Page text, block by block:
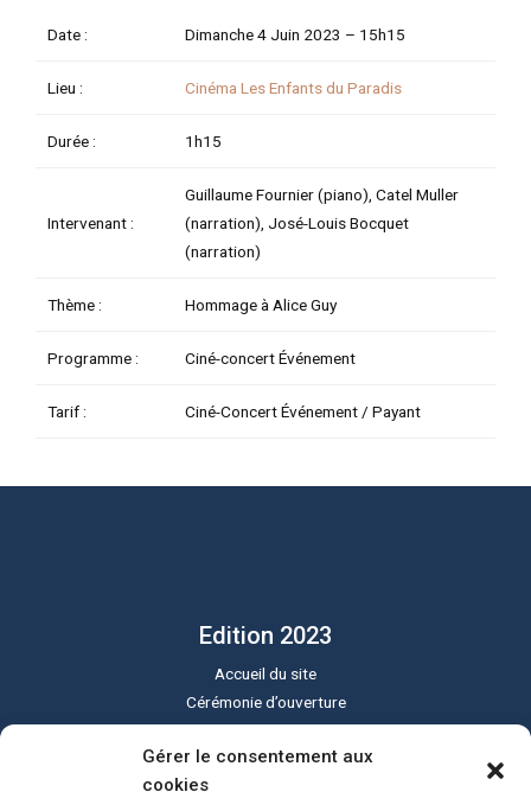
Gérer le consentement aux
cookies
Date : Dimanche 4 Juin 2023 – 15h15
Lieu : Cinéma Les Enfants du Paradis
Durée : 1h15
Intervenant :
Guillaume Fournier (piano), Catel Muller
(narration), José-Louis Bocquet
(narration)
Thème : Hommage à Alice Guy
Programme : Ciné-concert Événement
Tarif : Ciné-Concert Événement / Payant
Edition 2023
Accueil du site
Cérémonie d’ouverture
Cérémonie de clôture
Programme du festival
Le festival Sound of Silent